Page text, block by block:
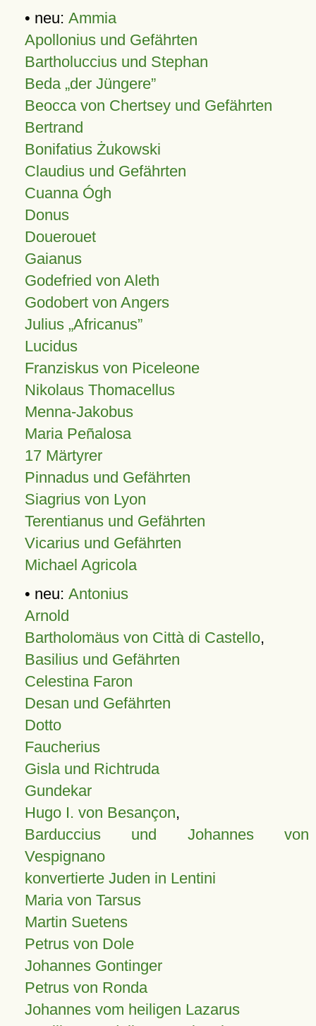
• neu: Ammia
Apollonius und Gefährten
Bartholuccius und Stephan
Beda „der Jüngere”
Beocca von Chertsey und Gefährten
Bertrand
Bonifatius Żukowski
Claudius und Gefährten
Cuanna Ógh
Donus
Douerouet
Gaianus
Godefried von Aleth
Godobert von Angers
Julius Africanus
Lucidus
Franziskus von Piceleone
Nikolaus Thomacellus
Menna-Jakobus
Maria Peñalosa
17 Märtyrer
Pinnadus und Gefährten
Siagrius von Lyon
Terentianus und Gefährten
Vicarius und Gefährten
Michael Agricola
• neu: Antonius
Arnold
Bartholomäus von Città di Castello,
Basilius und Gefährten
Celestina Faron
Desan und Gefährten
Dotto
Faucherius
Gisla und Richtruda
Gundekar
Hugo I. von Besançon,
Barduccius und Johannes von
Vespignano
konvertierte Juden in Lentini
Maria von Tarsus
Martin Suetens
Petrus von Dole
Johannes Gontinger
Petrus von Ronda
Johannes vom heiligen Lazarus